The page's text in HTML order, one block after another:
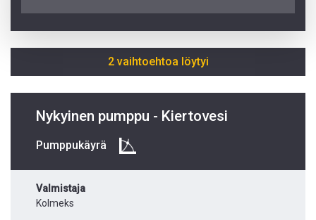
2 vaihtoehtoa löytyi
Nykyinen pumppu - Kiertovesi
Pumppukäyrä
Valmistaja
Kolmeks